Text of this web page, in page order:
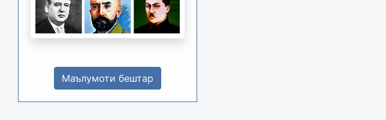
Маълумоти бештар